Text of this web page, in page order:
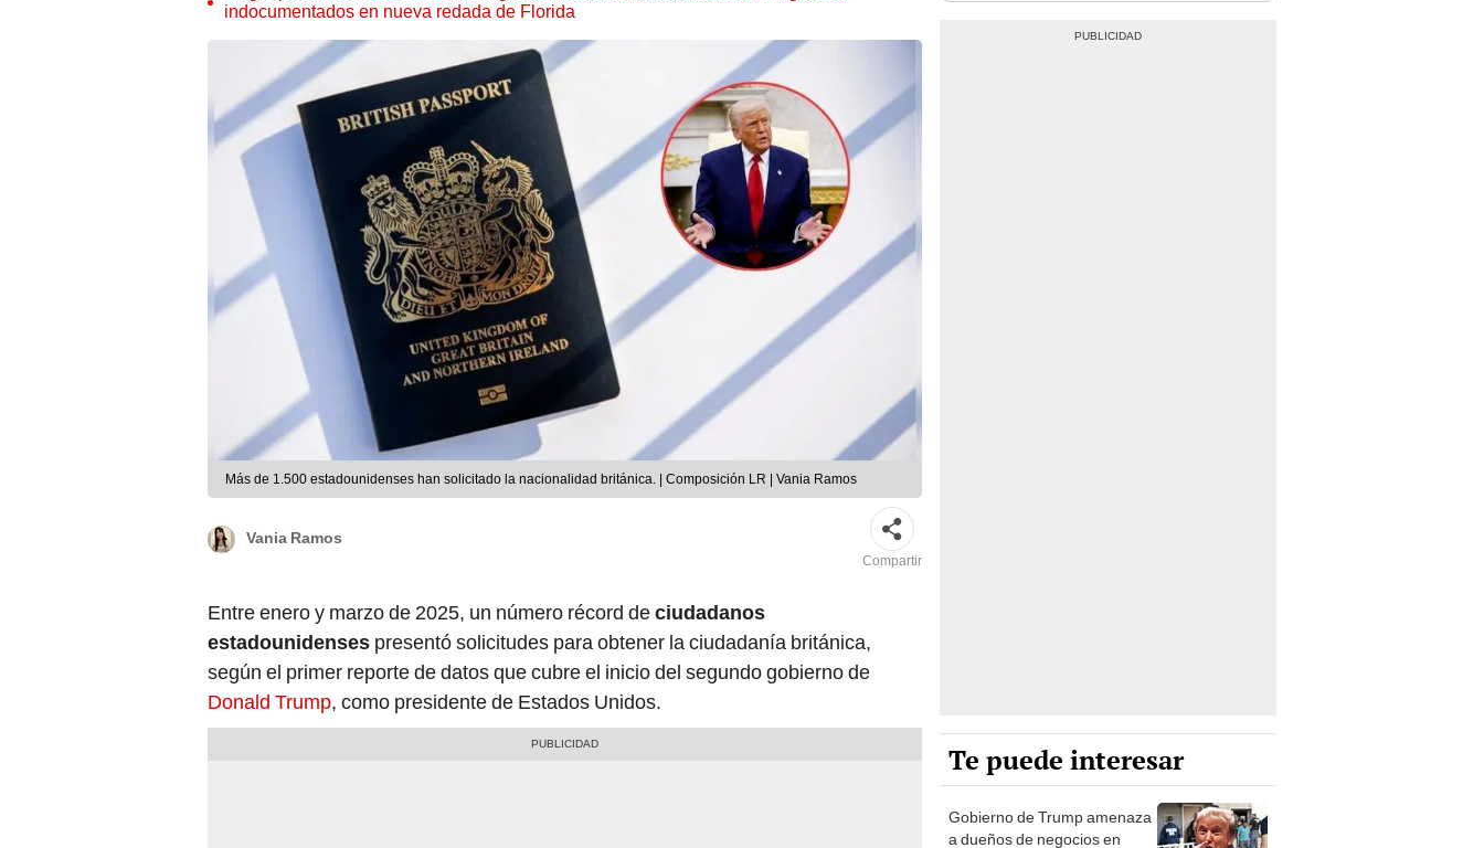
Más de 1.500 estadounidenses han solicitado la nacionalidad británica. | Composición LR | Vania Ramos
Compartir
estadounidensespresentó solicitudes para obtener la ciudadanía británica,
según el primer reporte de datos que cubre el inicio del segundo gobierno de
Donald Trump, como presidente de Estados Unidos.
Te puede interesar
a dueños de negocios en
EEUU que contraten